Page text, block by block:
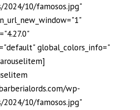
10/famosos.jpg"
global_colors_info="
wp-
10/famosos.jpg"